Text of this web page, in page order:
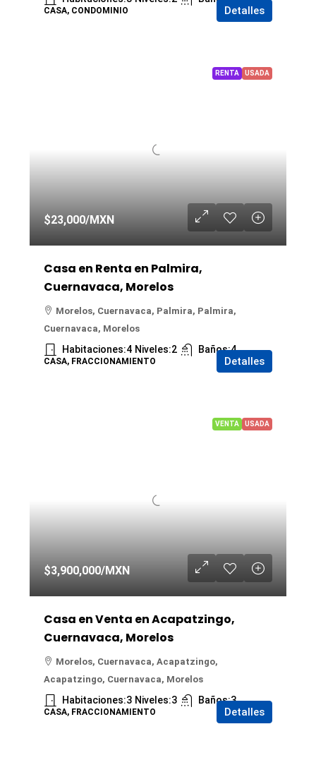
CASA, CONDOMINIO Detalles
RENTA USADA
$23,000/MXN
Casa en Renta en Palmira,
Cuernavaca, Morelos
Morelos, Cuernavaca, Palmira, Palmira,
Cuernavaca, Morelos
Habitaciones:4 Niveles:2 Baños:4
CASA, FRACCIONAMIENTO Detalles
VENTA USADA
$3,900,000/MXN
Casa en Venta en Acapatzingo,
Cuernavaca, Morelos
Morelos, Cuernavaca, Acapatzingo,
Acapatzingo, Cuernavaca, Morelos
Habitaciones:3 Niveles:3 Baños:3
CASA, FRACCIONAMIENTO Detalles